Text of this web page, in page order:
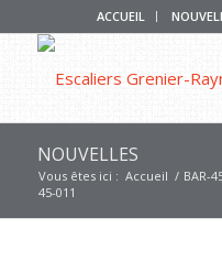
ACCUEIL
NOUVELLES
Vous êtes ici : Accueil / BAR-
45-011